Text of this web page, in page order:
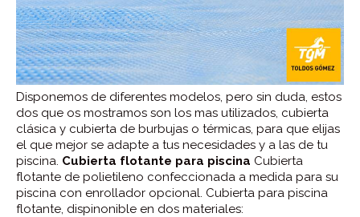
Disponemos de diferentes modelos, pero sin duda, estos
dos que os mostramos son los mas utilizados, cubierta
clásica y cubierta de burbujas o térmicas, para que elijas
el que mejor se adapte a tus necesidades y a las de tu
piscina. Cubierta flotante para piscina Cubierta
flotante de polietileno confeccionada a medida para su
piscina con enrollador opcional. Cubierta para piscina
flotante, dispinonible en dos materiales: